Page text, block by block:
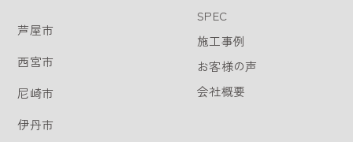
芦屋市
西宮市
尼崎市
伊丹市
SPEC
施工事例
お客様の声
会社概要